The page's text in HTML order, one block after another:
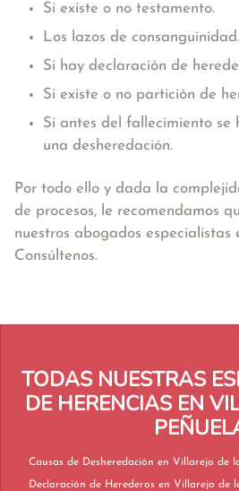
Si existe o no testamento.
Los lazos de consanguinidad.
Si hay declaración de
Si existe o no partición de
Si antes del fallecimiento se
una desheredación.
Por todo ello y dada la
de procesos, le recomendamos
nuestros abogados especialistas
Consúltenos.
TODAS NUESTRAS
DE HERENCIAS EN
Causas de Desheredación en
Declaración de Herederos en